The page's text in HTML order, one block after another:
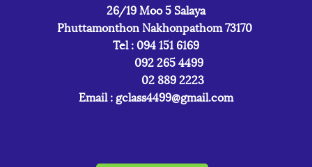
26/19 Moo 5 Salaya
Phuttamonthon Nakhonpathom 73170
Tel : 094 151 6169
092 265 4499
02 889 2223
Email : gclass4499@gmail.com